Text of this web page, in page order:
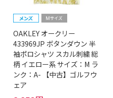
OAKLEY オークリー
433969JP ボタンダウン 半
袖ポロシャツ スカル刺繍 総
柄 イエロー系 サイズ：M ラ
ンク：A- 【中古】ゴルフウ
ェア